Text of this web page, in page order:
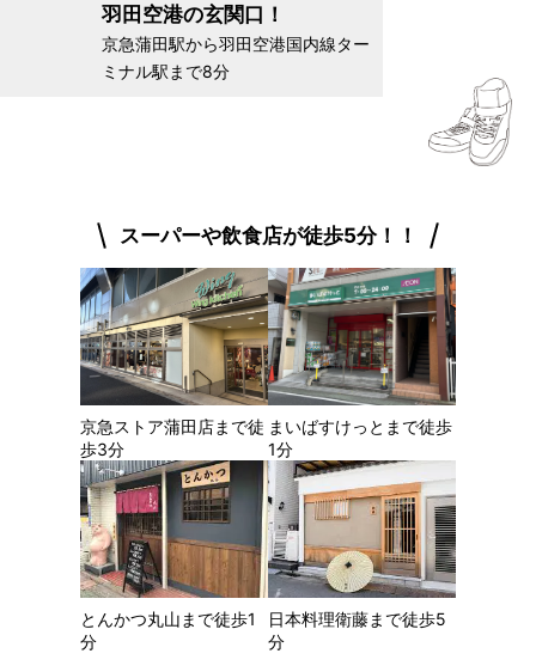
羽田空港の玄関口！
京急蒲田駅から羽田空港国内線ター
ミナル駅まで8分
スーパーや飲食店が徒歩5分！！
京急ストア蒲田店まで徒
歩3分
まいばすけっとまで徒歩
1分
とんかつ丸山まで徒歩1
分
日本料理衛藤まで徒歩5
分